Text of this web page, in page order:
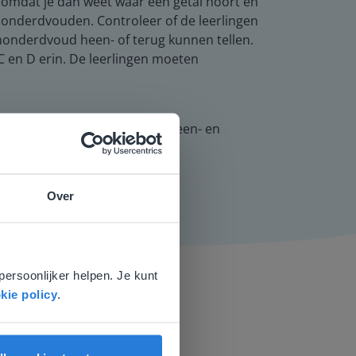
Over
helpen. Je kunt
policy.
Controleer of de leerlingen
heen- of terug kunnen tellen.
en D erin. De leerlingen moeten
extra oefenen met het heen- en